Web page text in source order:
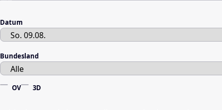
Datum
Bundesland
OV 3D